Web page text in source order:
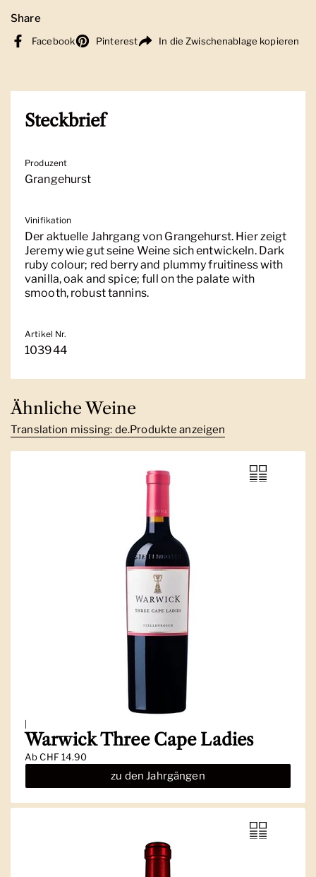
Share
Facebook Pinterest In die Zwischenablage kopieren
Steckbrief
Produzent
Grangehurst
Vinifikation
Der aktuelle Jahrgang von Grangehurst. Hier zeigt
Jeremy wie gut seine Weine sich entwickeln. Dark
ruby colour; red berry and plummy fruitiness with
vanilla, oak and spice; full on the palate with
smooth, robust tannins.
Artikel Nr.
103944
Ähnliche Weine
Translation missing: de.Produkte anzeigen
Warwick Three Cape Ladies
AbCHF 14.90
zu den Jahrgängen